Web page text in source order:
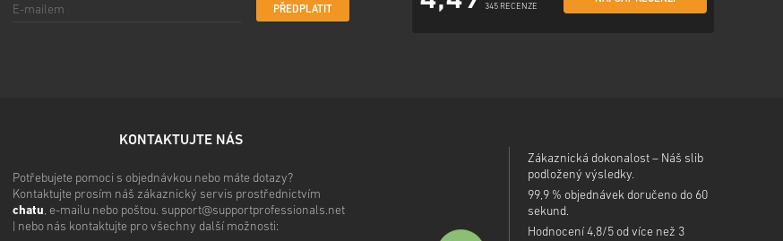
PŘEDPLATIT 345 RECENZE
KONTAKTUJTE NÁS
Potřebujete pomoci s objednávkou nebo máte dotazy?
Kontaktujte prosím náš zákaznický servis prostřednictvím
chatu, e-mailu nebo poštou. support@supportprofessionals.net
| nebo nás kontaktujte pro všechny další možnosti:
Zákaznická dokonalost – Náš slib
podložený výsledky.
99,9 % objednávek doručeno do 60
sekund.
Hodnocení 4,8/5 od více než 3